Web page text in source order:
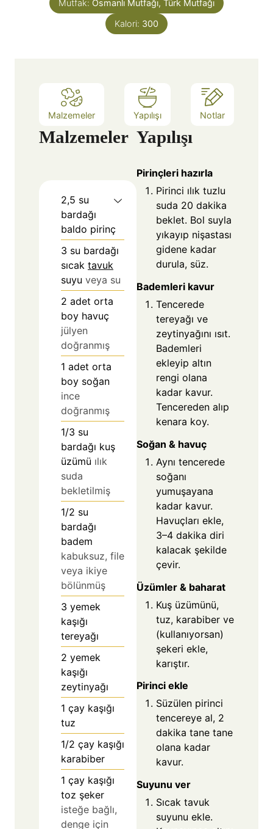
Mutfak: Osmanlı Mutfağı, Türk Mutfağı
Kalori: 300
Malzemeler Yapılışı Notlar
Malzemeler
2,5 su
bardağı
baldo pirinç
3 su bardağı
sıcak tavuk
suyu veya su
2 adet orta
boy havuç
jülyen
doğranmış
1 adet orta
boy soğan
ince
doğranmış
1/3 su
bardağı kuş
üzümü ılık
suda
bekletilmiş
1/2 su
bardağı
badem
kabuksuz, file
veya ikiye
bölünmüş
3 yemek
kaşığı
tereyağı
2 yemek
kaşığı
zeytinyağı
1 çay kaşığı
tuz
1/2 çay kaşığı
karabiber
1 çay kaşığı
toz şeker
isteğe bağlı,
denge için
Yapılışı
Pirinçleri hazırla
Pirinci ılık tuzlu
suda 20 dakika
beklet. Bol suyla
yıkayıp nişastası
gidene kadar
durula, süz.
Bademleri kavur
Tencerede
tereyağı ve
zeytinyağını ısıt.
Bademleri
ekleyip altın
rengi olana
kadar kavur.
Tencereden alıp
kenara koy.
Soğan & havuç
Aynı tencerede
soğanı
yumuşayana
kadar kavur.
Havuçları ekle,
3–4 dakika diri
kalacak şekilde
çevir.
Üzümler & baharat
Kuş üzümünü,
tuz, karabiber ve
(kullanıyorsan)
şekeri ekle,
karıştır.
Pirinci ekle
Süzülen pirinci
tencereye al, 2
dakika tane tane
olana kadar
kavur.
Suyunu ver
Sıcak tavuk
suyunu ekle.